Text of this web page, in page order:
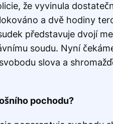
že vyvinula
a dvě hodiny
představuje dvojí
soudu. Nyní
slova a
pochodu?